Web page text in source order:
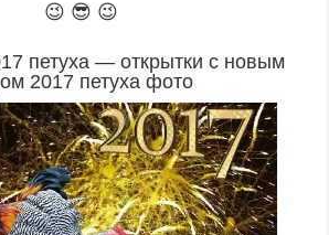
😉 😎 😉
петуха — открытки с новым
2017 петуха фото